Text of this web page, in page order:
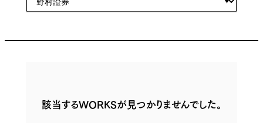
該当するWORKSが見つかりませんでした。